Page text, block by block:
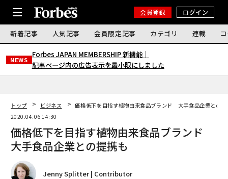
会員登録 ログイン
新着記事 人気記事 会員限定記事 カテゴリ 連載
NEWS
Forbes JAPAN MEMBERSHIP 新機能｜
記事ページ内の広告表示を最小限にしました
トップ ビジネス
価格低下を目指す植物由来食品ブランド 大手食品企業との提
2020.04.06 14:30
価格低下を目指す植物由来食品ブランド
大手食品企業との提携も
Jenny Splitter | Contributor